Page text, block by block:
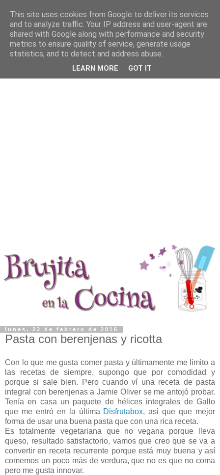
lunes, 22 de febrero de 2016
Pasta con berenjenas y ricotta
Con lo que me gusta comer pasta y últimamente me limito a
las recetas de siempre, supongo que por comodidad y
porque si sale bien. Pero cuando ví una receta de pasta
integral con berenjenas a Jamie Oliver se me antojó probar.
Tenía en casa un paquete de hélices integrales de Gallo
que me entró en la última Disfrutabox, asi que que mejor
forma de usar una buena pasta que con una rica receta.
Es totalmente vegetariana que no vegana porque lleva
queso, resultado satisfactorio, vamos que creo que se va a
convertir en receta recurrente porque está muy buena y así
comemos un poco más de verdura, que no es que no coma
pero me gusta innovar.
This site uses cookies from Google to deliver its services
and to analyze traffic. Your IP address and user-agent are
shared with Google along with performance and security
metrics to ensure quality of service, generate usage
statistics, and to detect and address abuse.
LEARN MORE GOT IT